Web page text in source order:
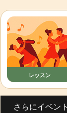
レッスン
さらにイベン